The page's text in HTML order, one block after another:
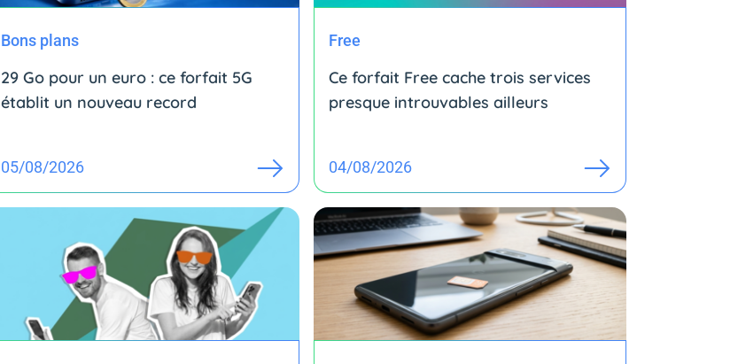
Bons plans
29 Go pour un euro : ce forfait 5G
établit un nouveau record
05/08/2026
Free
Ce forfait Free cache trois services
presque introuvables ailleurs
04/08/2026